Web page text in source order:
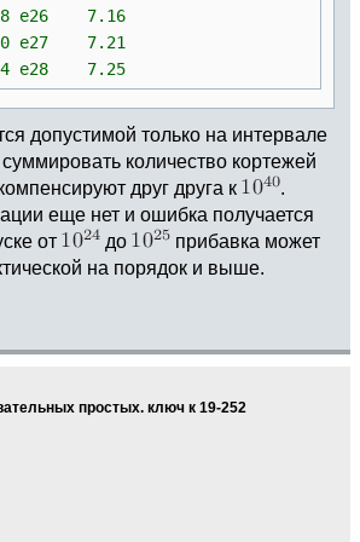
e26 7.16
e27 7.21
e28 7.25
допустимой только на интервале
количество кортежей
друг друга к
.
еще нет и ошибка получается
от
до
прибавка может
на порядок и выше.
простых. ключ к 19-252